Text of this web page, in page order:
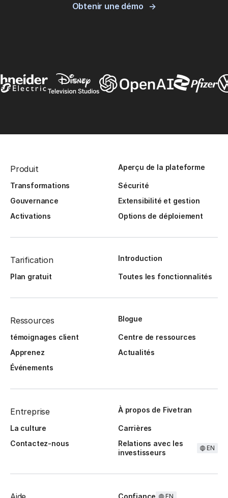
Obtenir une démo
Produit Aperçu de la plateforme
Transformations
Sécurité
Gouvernance
Extensibilité et gestion
Activations
Options de déploiement
Tarification Introduction
Plan gratuit Toutes les fonctionnalités
Ressources Blogue
témoignages client
Centre de ressources
Apprenez
Actualités
Événements
Entreprise À propos de Fivetran
La culture
Carrières
Contactez-nous
Relations avec les
investisseurs
EN
Confiance EN